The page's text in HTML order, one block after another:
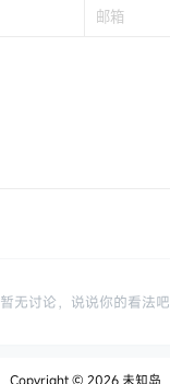
暂无讨论，说说你的看法吧
Copyright © 2026未知岛